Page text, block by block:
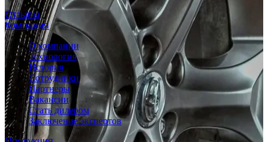
Отзывы
Компания
О компании
Технология
История
Сотрудники
Партнеры
Вакансии
Стать дилером
Заключение экспертов